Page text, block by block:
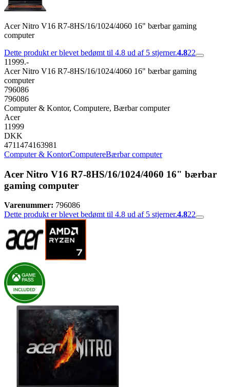
Acer Nitro V16 R7-8HS/16/1024/4060 16" bærbar gaming
computer
Dette produkt er blevet bedømt til 4.8 ud af 5 stjerner.4.822
11999.-
Acer Nitro V16 R7-8HS/16/1024/4060 16" bærbar gaming
computer
796086
796086
Computer & Kontor, Computere, Bærbar computer
Acer
11999
DKK
4711474163981
Computer & KontorComputereBærbar computer
Acer Nitro V16 R7-8HS/16/1024/4060 16" bærbar
gaming computer
Varenummer: 796086
Dette produkt er blevet bedømt til 4.8 ud af 5 stjerner.4.822